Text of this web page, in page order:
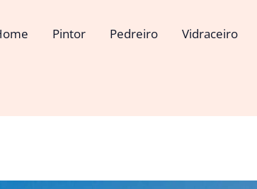
Pintor Pedreiro Vidraceiro